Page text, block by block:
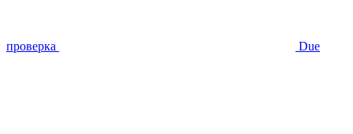
проверка Due